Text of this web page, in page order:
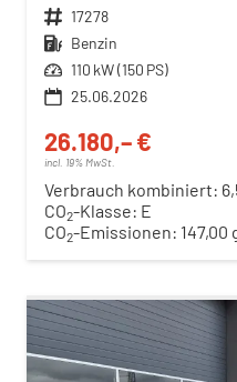
Fahrzeugnr. 17278
Kraftstoff Benzin
Leistung 110 kW (150 PS)
25.06.2026
26.180,– €
incl. 19% MwSt.
Verbrauch kombiniert:
CO2-Klasse: E
CO2-Emissionen: 147,00